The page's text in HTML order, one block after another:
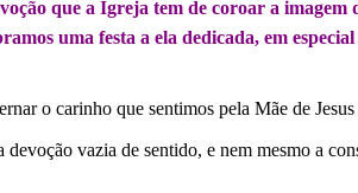
que a Igreja tem de coroar a
uma festa a ela dedicada, em
o carinho que sentimos pela Mãe de
devoção vazia de sentido, e nem mesmo a